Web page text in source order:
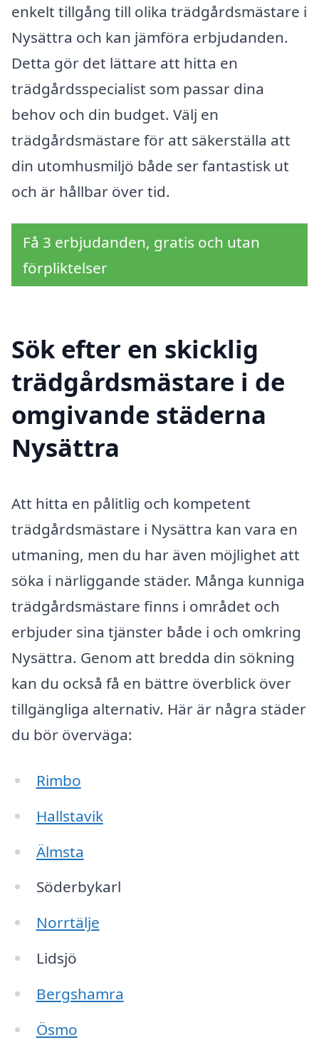
enkelt tillgång till olika trädgårdsmästare i
Nysättra och kan jämföra erbjudanden.
Detta gör det lättare att hitta en
trädgårdsspecialist som passar dina
behov och din budget. Välj en
trädgårdsmästare för att säkerställa att
din utomhusmiljö både ser fantastisk ut
och är hållbar över tid.
Få 3 erbjudanden, gratis och utan
förpliktelser
Sök efter en skicklig
trädgårdsmästare i de
omgivande städerna
Nysättra
Att hitta en pålitlig och kompetent
trädgårdsmästare i Nysättra kan vara en
utmaning, men du har även möjlighet att
söka i närliggande städer. Många kunniga
trädgårdsmästare finns i området och
erbjuder sina tjänster både i och omkring
Nysättra. Genom att bredda din sökning
kan du också få en bättre överblick över
tillgängliga alternativ. Här är några städer
du bör överväga:
Rimbo
Hallstavik
Älmsta
Söderbykarl
Norrtälje
Lidsjö
Bergshamra
Ösmo